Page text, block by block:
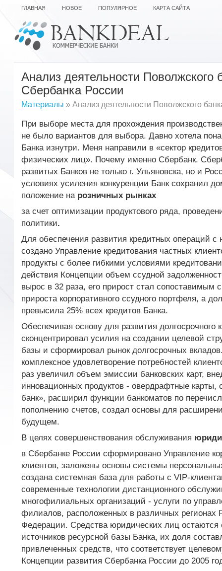
ГЛАВНАЯ НОВОЕ ПОПУЛЯРНОЕ КАРТА САЙТА
Анализ деятельности Поволжского
Сбербанка России
Материалы » Анализ деятельности Поволжского
При выборе места для прохождения
не было вариантов для выбора. Давно хотела
Банка изнутри. Меня направили в «сектор
физических лиц». Почему именно Сбербанк.
развитых Банков не только г. Ульяновска, но и
условиях усиления конкуренции Банк сохранил
положение на розничных рынках
за счет оптимизации продуктового ряда,
политики.
Для обеспечения развития кредитных операций с
создано Управление кредитования частных
продукты с более гибкими условиями
действия Концепции объем ссудной
вырос в 32 раза, его прирост стал сопоставимым
прироста корпоративного ссудного портфеля, а
превысила 25% всех кредитов Банка.
Обеспечивая основу для развития долгосрочного
сконцентрировал усилия на создании целевой
базы и сформировал рынок долгосрочных
комплексное удовлетворение потребностей
раз увеличил объем эмиссии банковских карт,
инновационных продуктов - овердрафтные
банк», расширил функции банкоматов по
пополнению счетов, создал основы для
будущем.
В целях совершенствования обслуживания
в Сбербанке России сформировано Управление
клиентов, заложены основы системы
создана системная база для работы с VIP-
современные технологии дистанционного
многофилиальных организаций - услуги по
филиалов, расположенных в различных регионах
Федерации. Средства юридических лиц
источников ресурсной базы Банка, их доля
привлеченных средств, что соответствует
Концепции развития Сбербанка России до 2005